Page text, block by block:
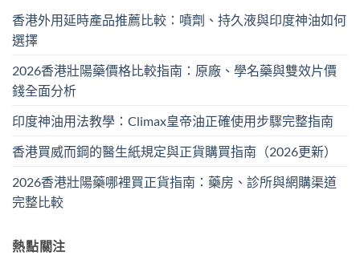
香港外用延時產品推薦比較：噴劑、持久液與印度神油如何
選擇
2026香港壯陽藥價格比較指南：原廠、學名藥與雙效片價
錢全面分析
印度神油用法教學：Climax皇帝油正確使用步驟完整指南
香港買威而鋼的醫生紙規定與正貨購買指南（2026更新）
2026香港壯陽藥哪裡買正貨指南：藥房、診所與網購渠道
完整比較
熱點關注